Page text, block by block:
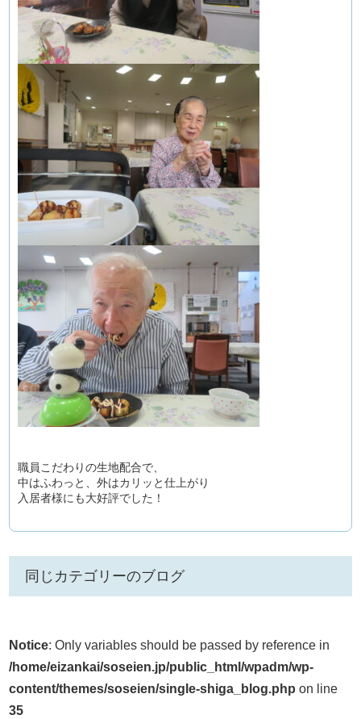
職員こだわりの生地配合で、
中はふわっと、外はカリッと仕上がり
入居者様にも大好評でした！
同じカテゴリーのブログ
Notice: Only variables should be passed by reference in
/home/eizankai/soseien.jp/public_html/wpadm/wp-
content/themes/soseien/single-shiga_blog.php on line
35